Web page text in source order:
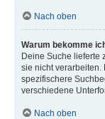
Nach oben
Warum bekomme
Deine Suche lieferte
sie nicht verarbeiten.
spezifischere
verschiedene
Nach oben